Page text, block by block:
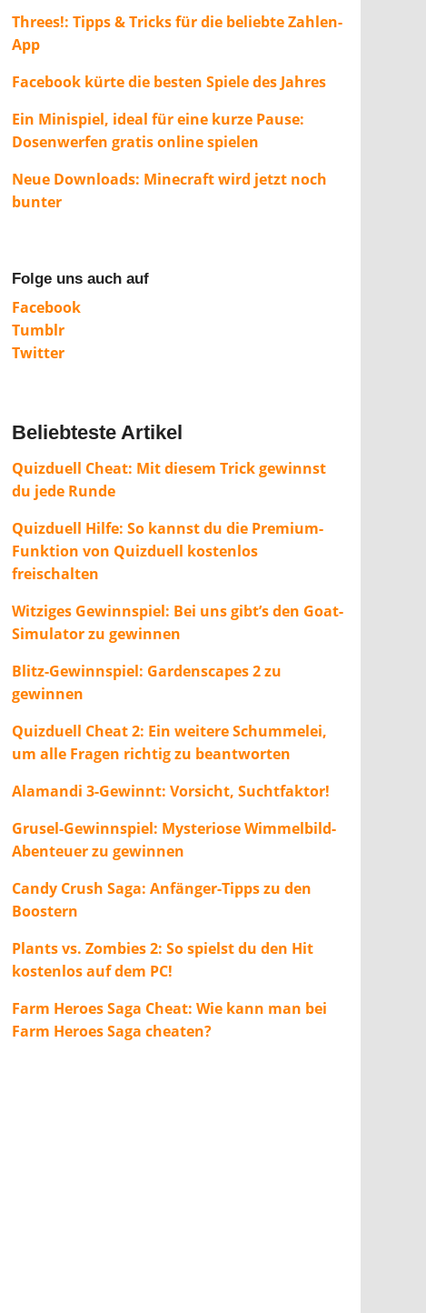
Threes!: Tipps & Tricks für die beliebte Zahlen-
App
Facebook kürte die besten Spiele des Jahres
Ein Minispiel, ideal für eine kurze Pause:
Dosenwerfen gratis online spielen
Neue Downloads: Minecraft wird jetzt noch
bunter
Folge uns auch auf
Facebook
Tumblr
Twitter
Beliebteste Artikel
Quizduell Cheat: Mit diesem Trick gewinnst
du jede Runde
Quizduell Hilfe: So kannst du die Premium-
Funktion von Quizduell kostenlos
freischalten
Witziges Gewinnspiel: Bei uns gibt’s den Goat-
Simulator zu gewinnen
Blitz-Gewinnspiel: Gardenscapes 2 zu
gewinnen
Quizduell Cheat 2: Ein weitere Schummelei,
um alle Fragen richtig zu beantworten
Alamandi 3-Gewinnt: Vorsicht, Suchtfaktor!
Grusel-Gewinnspiel: Mysteriose Wimmelbild-
Abenteuer zu gewinnen
Candy Crush Saga: Anfänger-Tipps zu den
Boostern
Plants vs. Zombies 2: So spielst du den Hit
kostenlos auf dem PC!
Farm Heroes Saga Cheat: Wie kann man bei
Farm Heroes Saga cheaten?